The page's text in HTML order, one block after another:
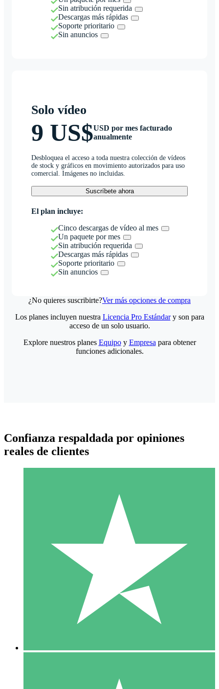
Sin atribución requerida
Descargas más rápidas
Soporte prioritario
Sin anuncios
Solo vídeo
9 US$USD por mes facturado
anualmente
Desbloquea el acceso a toda nuestra colección de vídeos
de stock y gráficos en movimiento autorizados para uso
comercial. Imágenes no incluidas.
Suscríbete ahora
El plan incluye:
Cinco descargas de vídeo al mes
Un paquete por mes
Sin atribución requerida
Descargas más rápidas
Soporte prioritario
Sin anuncios
¿No quieres suscribirte?Ver más opciones de compra
Paquetes de Créditos Individuales
Paga según el uso con créditos de descarga. Sin compromiso
10 00
10 Descargas
Los planes incluyen nuestra Licencia Pro Estándary son para
acceso de un solo usuario.
Explore nuestros planes Equipoy Empresa para obtener
funciones adicionales.
Confianza respaldada por opiniones
reales de clientes